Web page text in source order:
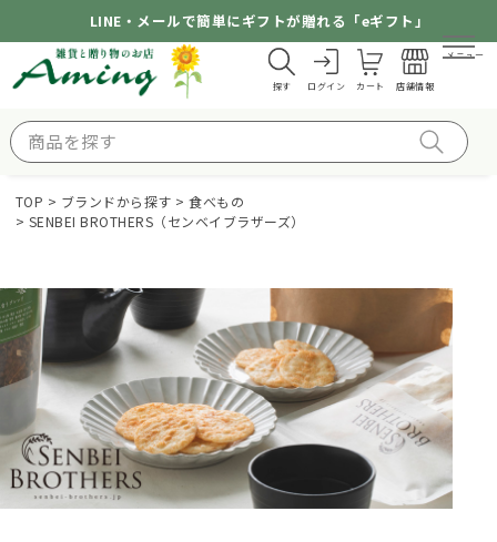
LINE・メールで簡単にギフトが贈れる「eギフト」
探す ログイン カート 店舗情報
メニュー
TOP ブランドから探す
食べもの
SENBEI BROTHERS（センベイブラザーズ）